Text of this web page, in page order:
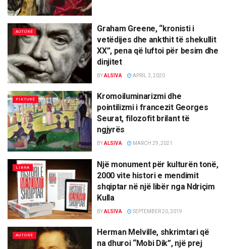
AUTORË
Graham Greene, “kronisti i
vetëdijes dhe ankthit të shekullit
XX”, pena që luftoi për besim dhe
dinjitet
BYALSIVA APRIL 3, 2020
PIKTURË
Kromoiluminarizmi dhe
pointilizmi i francezit Georges
Seurat, filozofit brilant të
ngjyrës
BYALSIVA MARCH 29, 2021
LIBRA
Një monument për kulturën tonë,
2000 vite histori e mendimit
shqiptar në një libër nga Ndriçim
Kulla
BYALSIVA SEPTEMBER 20, 2019
AUTORË
Herman Melville, shkrimtari që
na dhuroi “Mobi Dik”, një prej